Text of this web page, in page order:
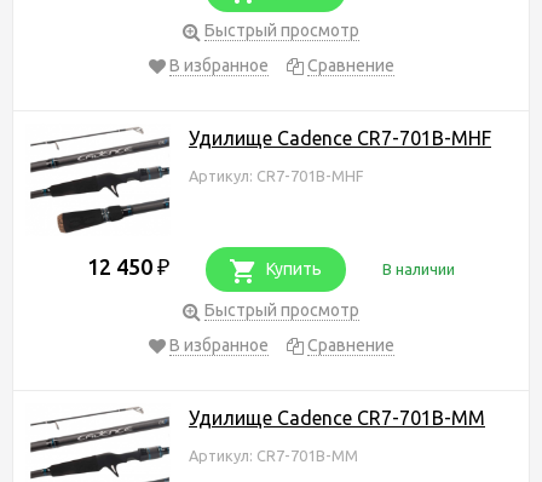
Быстрый просмотр
В избранное
Сравнение
Удилище Cadence CR7-701B-MHF
Артикул: CR7-701B-MHF
12 450 ₽ Купить В наличии
Быстрый просмотр
В избранное
Сравнение
Удилище Cadence CR7-701B-ММ
Артикул: CR7-701B-ММ